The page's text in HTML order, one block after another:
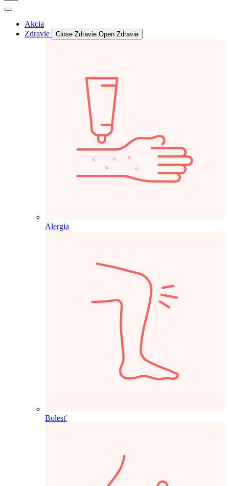
Akcia
Zdravie
Close Zdravie Open Zdravie
Alergia
Bolesť